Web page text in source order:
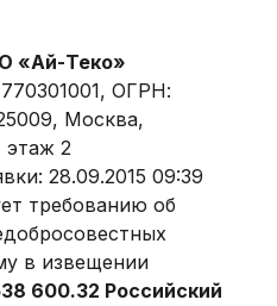
«Ай-Теко»
ОГРН:
Москва,
этаж 2
28.09.2015 09:39
требованию об
в извещении
600.32 Российский